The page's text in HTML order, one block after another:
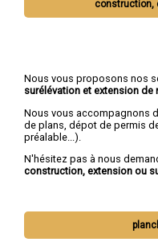
construction,
Nous vous proposons nos
surélévation et extension de
Nous vous accompagnons
de plans, dépot de permis
préalable...).
N'hésitez pas à nous
construction, extension ou